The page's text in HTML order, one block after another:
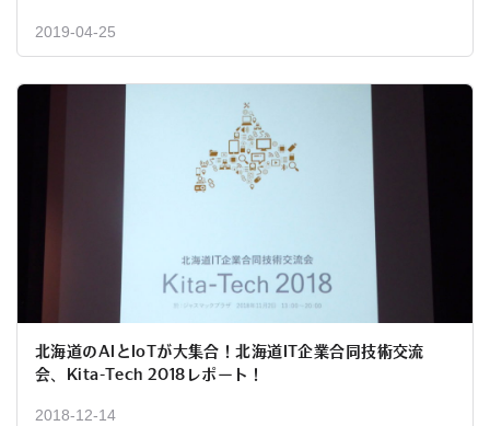
2019-04-25
北海道のAIとIoTが大集合！北海道IT企業合同技術交流
会、Kita-Tech 2018レポート！
2018-12-14